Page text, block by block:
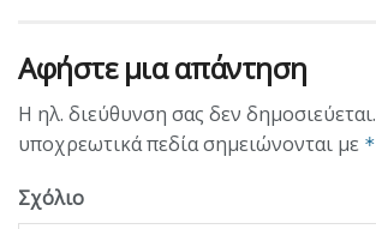
Αφήστε μια απάντηση
Η ηλ. διεύθυνση σας δεν δημοσιεύεται.
υποχρεωτικά πεδία σημειώνονται με *
Σχόλιο